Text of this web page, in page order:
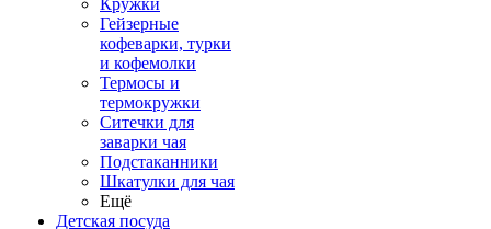
Кружки
Гейзерные
кофеварки, турки
и кофемолки
Термосы и
термокружки
Ситечки для
заварки чая
Подстаканники
Шкатулки для чая
Ещё
Детская посуда